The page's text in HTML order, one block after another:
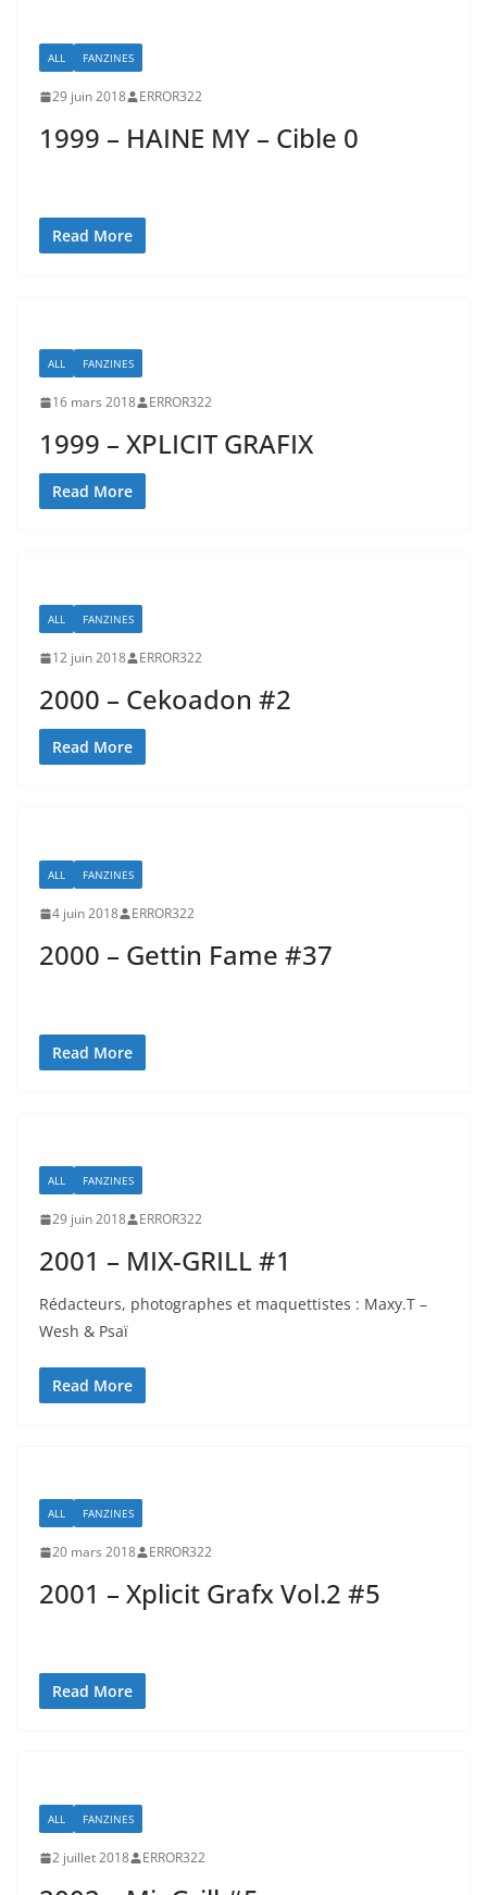
ALL FANZINES
29 juin 2018 ERROR322
1999 – HAINE MY – Cible 0
Read More
ALL FANZINES
16 mars 2018 ERROR322
1999 – XPLICIT GRAFIX
Read More
ALL FANZINES
12 juin 2018 ERROR322
2000 – Cekoadon #2
Read More
ALL FANZINES
4 juin 2018 ERROR322
2000 – Gettin Fame #37
Read More
ALL FANZINES
29 juin 2018 ERROR322
2001 – MIX-GRILL #1
Rédacteurs, photographes et maquettistes : Maxy.T –
Wesh & Psaï
Read More
ALL FANZINES
20 mars 2018 ERROR322
2001 – Xplicit Grafx Vol.2 #5
Read More
ALL FANZINES
2 juillet 2018 ERROR322